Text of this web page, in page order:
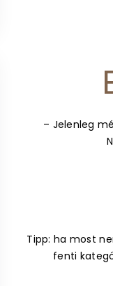
– Jelenleg
Tipp: ha most
fenti